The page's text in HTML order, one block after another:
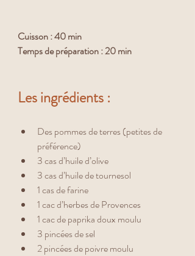
Cuisson : 40 min
Temps de préparation : 20 min
Les ingrédients :
Des pommes de terres (petites de
préférence)
3 cas d’huile d’olive
3 cas d’huile de tournesol
1 cas de farine
1 cac d’herbes de Provences
1 cac de paprika doux moulu
3 pincées de sel
2 pincées de poivre moulu